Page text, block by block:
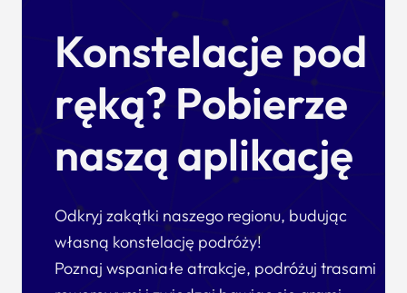
Konstelacje pod
ręką? Pobierze
naszą aplikację
Odkryj zakątki naszego regionu, budując
własną konstelację podróży!
Poznaj wspaniałe atrakcje, podróżuj trasami